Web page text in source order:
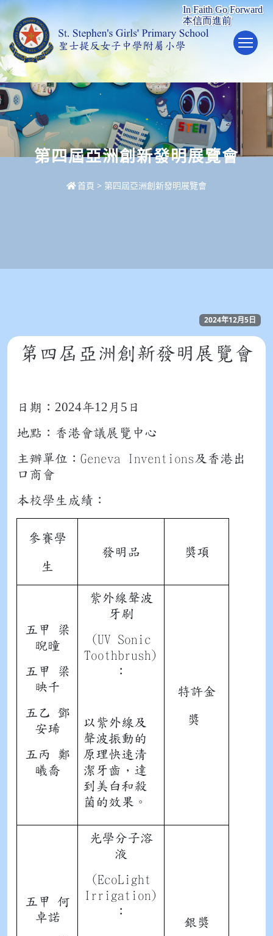
第四屆亞洲創新發明展覽會
首頁 > 第四屆亞洲創新發明展覽會
2024年12月5日
第四屆亞洲創新發明展覽會
日期︰ 2024年12 月 5 日
地點︰香港會議展覽中心
主辦單位︰Geneva Inventions及香港出
口商會
本校學生成績︰
參賽學
生
發明品 獎項
五甲 梁
晲曈
五甲 梁
映千
五乙 鄧
安琋
五丙 鄭
曦喬
紫外線聲波
牙刷
(UV Sonic
Toothbrush)
︰
以紫外線及
聲波振動的
原理快速清
潔牙齒，達
到美白和殺
菌的效果。
特許金
獎
五甲 何
卓諾
光學分子溶
液
(EcoLight
Irrigation)
︰
銀獎